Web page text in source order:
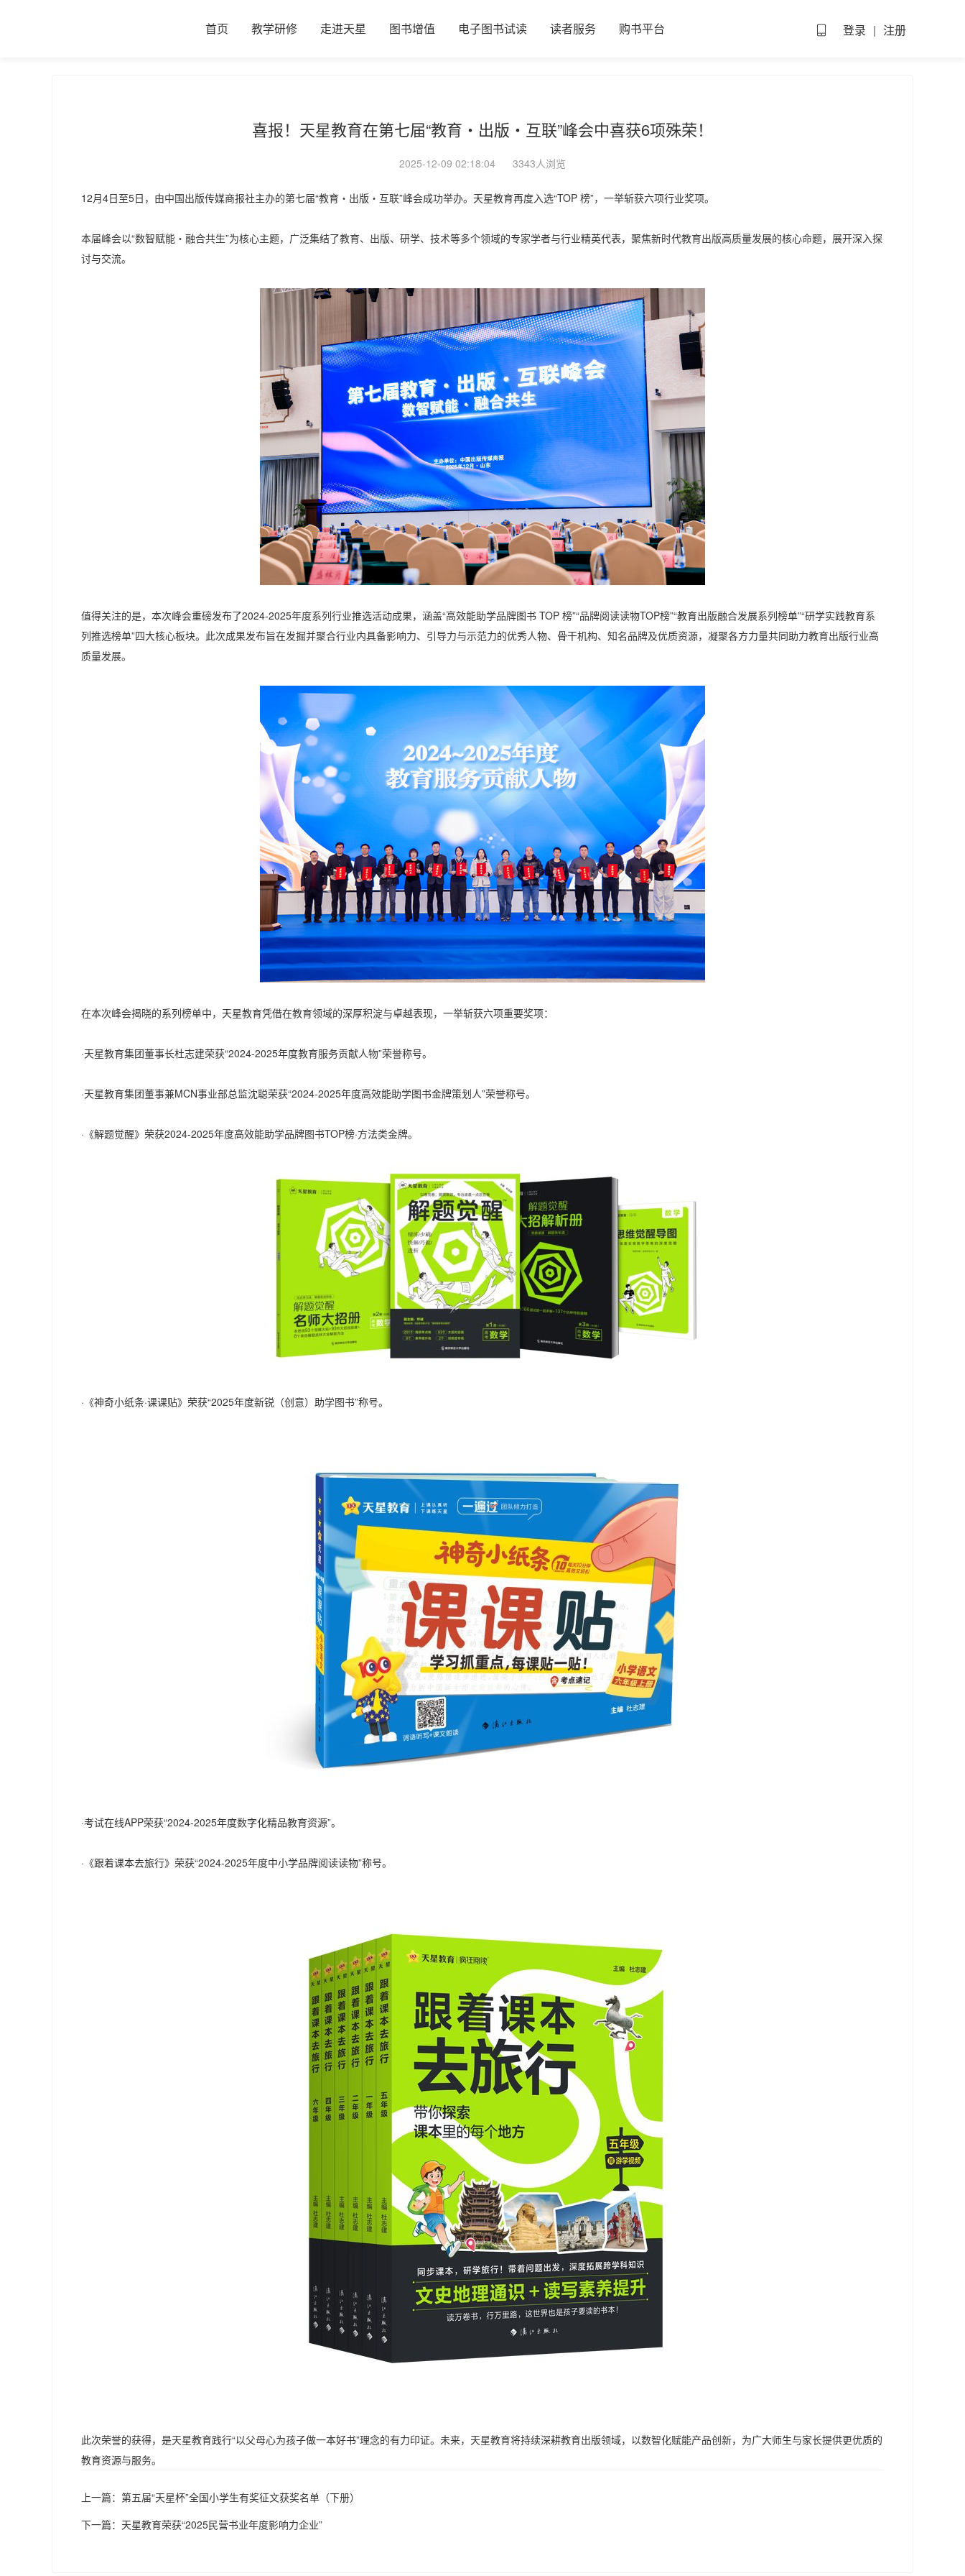
首页 教学研修 走进天星 图书增值 电子图书试读 读者服务 购书平台 登录 | 注册
喜报！天星教育在第七届“教育・出版・互联”峰会中喜获6项殊荣！
2025-12-09 02:18:04 3343人浏览
12月4日至5日，由中国出版传媒商报社主办的第七届“教育・出版・互联”峰会成功举办。天星教育再度入选“TOP 榜”，一举斩获六项行业奖项。
本届峰会以“数智赋能・融合共生”为核心主题，广泛集结了教育、出版、研学、技术等多个领域的专家学者与行业精英代表，聚焦新时代教育出版高质量发展的核心命题，展开深入探
讨与交流。​
值得关注的是，本次峰会重磅发布了2024-2025年度系列行业推选活动成果，涵盖“高效能助学品牌图书 TOP 榜”“品牌阅读读物TOP榜”“教育出版融合发展系列榜单”“研学实践教育系
列推选榜单”四大核心板块。此次成果发布旨在发掘并聚合行业内具备影响力、引导力与示范力的优秀人物、骨干机构、知名品牌及优质资源，凝聚各方力量共同助力教育出版行业高
质量发展。
在本次峰会揭晓的系列榜单中，天星教育凭借在教育领域的深厚积淀与卓越表现，一举斩获六项重要奖项：
·天星教育集团董事长杜志建荣获“2024-2025年度教育服务贡献人物”荣誉称号。
·天星教育集团董事兼MCN事业部总监沈聪荣获“2024-2025年度高效能助学图书金牌策划人”荣誉称号。
·《解题觉醒》荣获2024-2025年度高效能助学品牌图书TOP榜·方法类金牌。
·《神奇小纸条·课课贴》荣获“2025年度新锐（创意）助学图书”称号。
·考试在线APP荣获“2024-2025年度数字化精品教育资源”。
·《跟着课本去旅行》荣获“2024-2025年度中小学品牌阅读读物”称号。
此次荣誉的获得，是天星教育践行“以父母心为孩子做一本好书”理念的有力印证。未来，天星教育将持续深耕教育出版领域，以数智化赋能产品创新，为广大师生与家长提供更优质的
教育资源与服务。
上一篇： 第五届“天星杯”全国小学生有奖征文获奖名单（下册）
下一篇： 天星教育荣获“2025民营书业年度影响力企业”